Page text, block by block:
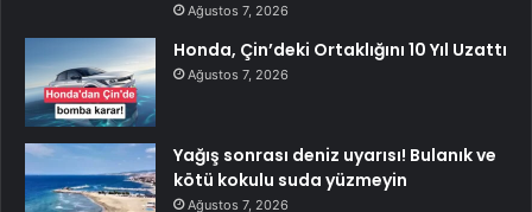
Ağustos 7, 2026
Honda, Çin’deki Ortaklığını 10 Yıl Uzattı
Ağustos 7, 2026
Yağış sonrası deniz uyarısı! Bulanık ve
kötü kokulu suda yüzmeyin
Ağustos 7, 2026